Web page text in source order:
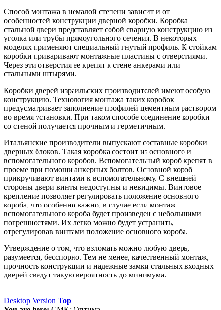
Способ монтажа в немалой степени зависит и от
особенностей конструкции дверной коробки. Коробка
стальной двери представляет собой сварную конструкцию из
уголка или трубы прямоугольного сечения. В некоторых
моделях применяют специальный гнутый профиль. К стойкам
коробки приваривают монтажные пластины с отверстиями.
Через эти отверстия ее крепят к стене анкерами или
стальными штырями.
Коробки дверей израильских производителей имеют особую
конструкцию. Технология монтажа таких коробок
предусматривает заполнение профилей цементным раствором
во время установки. При таком способе соединение коробки
со стеной получается прочным и герметичным.
Итальянские производители выпускают составные коробки
дверных блоков. Такая коробка состоит из основного и
вспомогательного коробов. Вспомогательный короб крепят в
проеме при помощи анкерных болтов. Основной короб
прикручивают винтами к вспомогательному. С внешней
стороны двери винты недоступны и невидимы. Винтовое
крепление позволяет регулировать положение основного
короба, что особенно важно, в случае если монтаж
вспомогательного короба будет произведен с небольшими
погрешностями. Их легко можно будет устранить,
отрегулировав винтами положение основного короба.
Утверждение о том, что взломать можно любую дверь,
разумеется, бесспорно. Тем не менее, качественный монтаж,
прочность конструкции и надежные замки стальных входных
дверей сведут такую вероятность до минимума.
Desktop Version Top